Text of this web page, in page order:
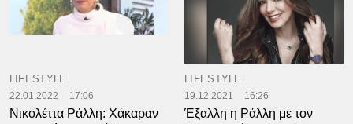
LIFESTYLE
22.01.2022 17:06
Νικολέττα Ράλλη: Χάκαραν
LIFESTYLE
19.12.2021 16:26
Έξαλλη η Ράλλη με τον